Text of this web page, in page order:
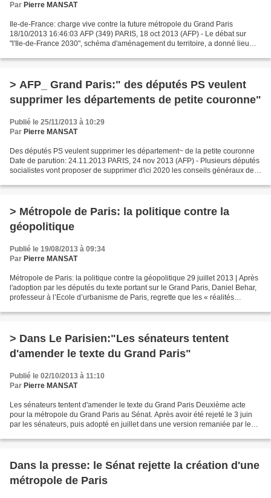
Par Pierre MANSAT
Ile-de-France: charge vive contre la future métropole du Grand Paris
18/10/2013 16:46:03 AFP (349) PARIS, 18 oct 2013 (AFP) - Le débat sur
"l'Ile-de-France 2030", schéma d'aménagement du territoire, a donné lieu
> AFP_ Grand Paris:" des députés PS veulent
supprimer les départements de petite couronne"
Publié le 25/11/2013 à 10:29
Par Pierre MANSAT
Des députés PS veulent supprimer les département~ de la petite couronne
Date de parution: 24.11.2013 PARIS, 24 nov 2013 (AFP) - Plusieurs députés
socialistes vont proposer de supprimer d'ici 2020 les conseils généraux de
> Métropole de Paris: la politique contre la
géopolitique
Publié le 19/08/2013 à 09:34
Par Pierre MANSAT
Métropole de Paris: la politique contre la géopolitique 29 juillet 2013 | Après
l'adoption par les députés du texte portant sur le Grand Paris, Daniel Behar,
professeur à l’Ecole d’urbanisme de Paris, regrette que les « réalités
> Dans Le Parisien:"Les sénateurs tentent
d'amender le texte du Grand Paris"
Publié le 02/10/2013 à 11:10
Par Pierre MANSAT
Les sénateurs tentent d'amender le texte du Grand Paris Deuxième acte
pour la métropole du Grand Paris au Sénat. Après avoir été rejeté le 3 juin
par les sénateurs, puis adopté en juillet dans une version remaniée par les
Dans la presse: le Sénat rejette la création d'une
métropole de Paris